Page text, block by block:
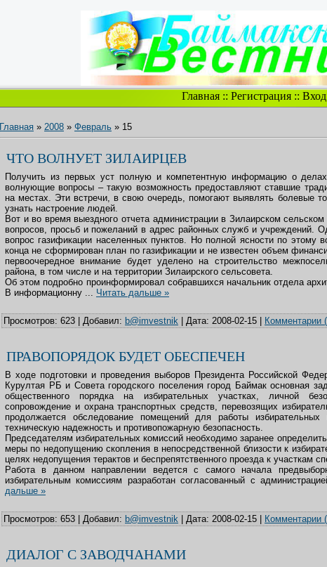
Главная:: Регистрация:: Вход
Главная » 2008 » Февраль » 15
ЧТО ВОЛНУЕТ ЗИЛАИРЦЕВ
Получить из первых уст полную и компетентную информацию о
волнующие вопросы – такую возможность предоставляют ставшие
на местах. Эти встречи, в свою очередь, помогают выявлять болевые
узнать настроение людей.
Вот и во время выездного отчета администрации в Зилаирском
вопросов, просьб и пожеланий в адрес районных служб и учреждений.
вопрос газификации населенных пунктов. Но полной ясности по этому
конца не сформирован план по газификации и не известен объем
первоочередное внимание будет уделено на строительство
района, в том числе и на территории Зилаирского сельсовета.
Об этом подробно проинформировал собравшихся начальник отдела
В информационну ... Читать дальше »
Просмотров: 623 Добавил: b@imvestnik Дата: 2008-02-15 Комментарии
ПРАВОПОРЯДОК БУДЕТ ОБЕСПЕЧЕН
В ходе подготовки и проведения выборов Президента Российской
Курултая РБ и Совета городского поселения город Баймак основная
общественного порядка на избирательных участках, личной
сопровождение и охрана транспортных средств, перевозящих
продолжается обследование помещений для работы
техническую надежность и противопожарную безопасность.
Председателям избирательных комиссий необходимо заранее
меры по недопущению скопления в непосредственной близости к
целях недопущения терактов и беспрепятственного проезда к участкам
Работа в данном направлении ведется с самого начала
избирательным комиссиям разработан согласованный с
дальше »
Просмотров: 653 Добавил: b@imvestnik Дата: 2008-02-15 Комментарии
ДИАЛОГ С ЗАВОДЧАНАМИ